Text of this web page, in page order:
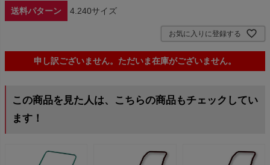
送料パターン 4.240サイズ
お気に入りに登録する
申し訳ございません。ただいま在庫がございません。
この商品を見た人は、こちらの商品もチェックしてい
ます！